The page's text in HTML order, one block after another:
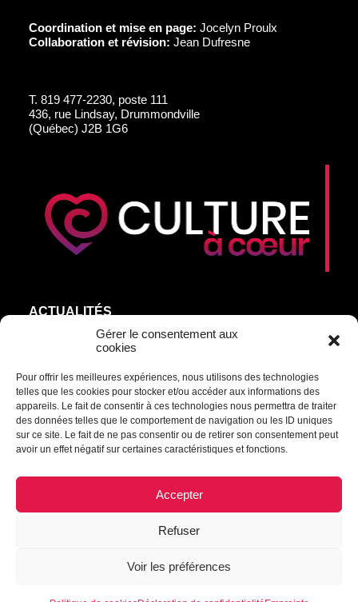
Gérer le consentement aux
cookies
Pour offrir les meilleures expériences, nous utilisons des technologies
telles que les cookies pour stocker et/ou accéder aux informations des
appareils. Le fait de consentir à ces technologies nous permettra de traiter
des données telles que le comportement de navigation ou les ID uniques
sur ce site. Le fait de ne pas consentir ou de retirer son consentement peut
avoir un effet négatif sur certaines caractéristiques et fonctions.
Accepter
Refuser
Voir les préférences
Coordination et mise en page: Jocelyn Proulx
Collaboration et révision: Jean Dufresne
T. 819 477-2230, poste 111
436, rue Lindsay, Drummondville
(Québec) J2B 1G6
ACTUALITÉS
AGEND’ART
NOS ARTISTES
ÉDITIONS
S’ABONNER
Transmettre une information ou un commentaire :
© 2021 Culture à cœur | Tous droits réservés.
|